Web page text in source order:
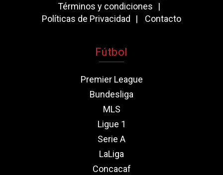
Términos y condiciones
Políticas de Privacidad
Contacto
Fútbol
Premier League
Bundesliga
MLS
Ligue 1
Serie A
LaLiga
Concacaf